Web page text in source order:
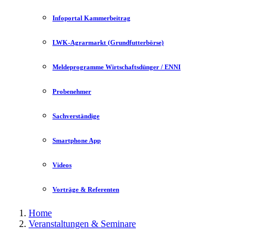
Infoportal Kammerbeitrag
LWK-Agrarmarkt (Grundfutterbörse)
Meldeprogramme Wirtschaftsdünger / ENNI
Probenehmer
Sachverständige
Smartphone App
Videos
Vorträge & Referenten
Home
Veranstaltungen & Seminare